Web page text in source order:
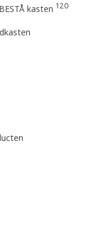
BESTÅ kasten 120